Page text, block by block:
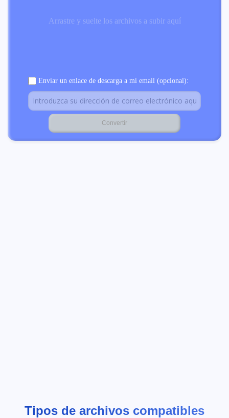
Arrastre y suelte los archivos a subir aquí
Enviar un enlace de descarga a mi email (opcional):
Tipos de archivos compatibles